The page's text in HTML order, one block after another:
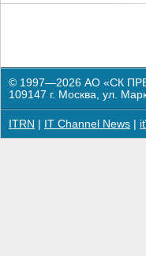
© 1997—2026 АО «СК
109147 г. Москва, ул.
ITRN IT Channel News